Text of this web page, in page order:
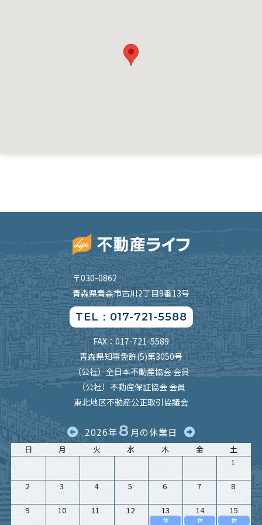
〒030-0862
青森県青森市古川2丁目9番13号
TEL：017-721-5588
FAX：017-721-5589
青森県知事免許(5)第3050号
（公社）全日本不動産協会 会員
（公社）不動産保証協会 会員
東北地区不動産公正取引協議会
2026年8 月の休業日
日 月 火 水 木 金
土
1
2 3 4 5 6 7 8
9 10 11 12 13
休
14
休
15
休